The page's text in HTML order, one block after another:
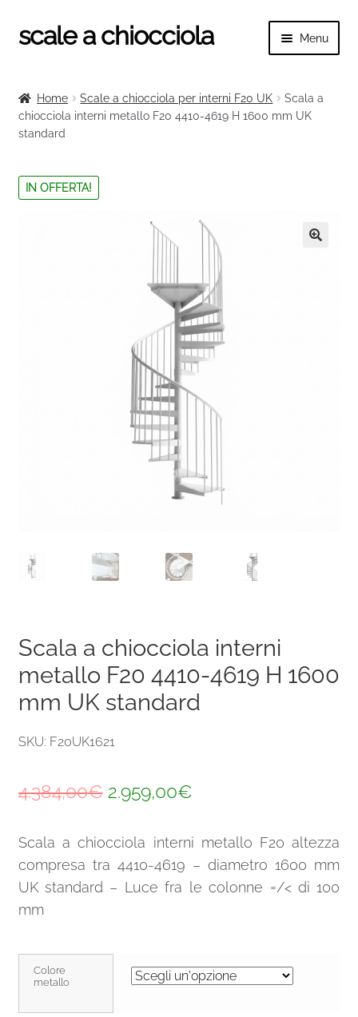
Vai
alla
Vai
al
scale a chiocciola Menu
il
Tutte le scale
Ringhiere e balaustre
menu
Home Scale a chiocciola per interni F20 UK
Scala a
chiocciola interni metallo F20 4410-4619 H 1600 mm UK
standard
IN OFFERTA!
Scala a chiocciola interni
metallo F20 4410-4619 H 1600
mm UK standard
SKU: F20UK1621
4.384,00€ Il
originale
era:
2.959,00€Il
attuale
è:
Scala a chiocciola interni metallo F20 altezza
compresa tra 4410-4619 – diametro 1600 mm
UK standard – Luce fra le colonne =/< di 100
mm
Colore
metallo